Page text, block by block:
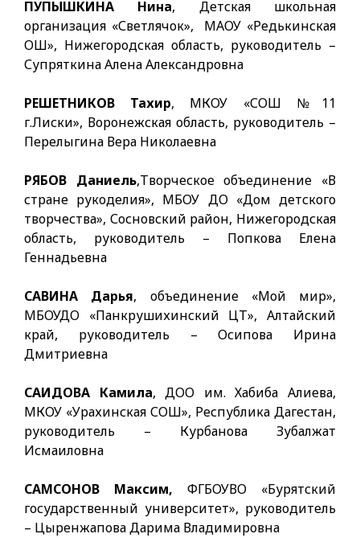
ПУПЫШКИНА Нина, Детская школьная
организация «Светлячок», МАОУ «Редькинская
ОШ», Нижегородская область, руководитель –
Супряткина Алена Александровна
РЕШЕТНИКОВ Тахир, МКОУ «СОШ №11
г.Лиски», Воронежская область, руководитель –
Перелыгина Вера Николаевна
РЯБОВ Даниель,Творческое объединение «В
стране рукоделия», МБОУ ДО «Дом детского
творчества», Сосновский район, Нижегородская
область, руководитель – Попкова Елена
Геннадьевна
САВИНА Дарья, объединение «Мой мир»,
МБОУДО «Панкрушихинский ЦТ», Алтайский
край, руководитель – Осипова Ирина
Дмитриевна
САИДОВА Камила, ДОО им. Хабиба Алиева,
МКОУ «Урахинская СОШ», Республика Дагестан,
руководитель – Курбанова Зубалжат
Исмаиловна
САМСОНОВ Максим, ФГБОУВО «Бурятский
государственный университет», руководитель
– Цыренжапова Дарима Владимировна